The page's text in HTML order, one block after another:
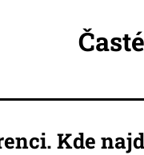
Kde